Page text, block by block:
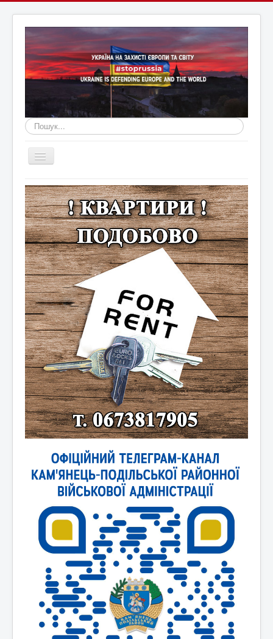
Пошук...
Перемикач
навігації
Головна
Війна Росії з Україною
Оголошення
Новини Кам'янця та регіону
Новини Хмельниччини
Новини України
Новини світу
Контакти та зв'язок
Афіша
Відеоматеріали